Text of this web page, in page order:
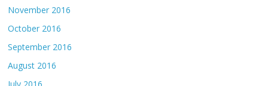
November 2016
October 2016
September 2016
August 2016